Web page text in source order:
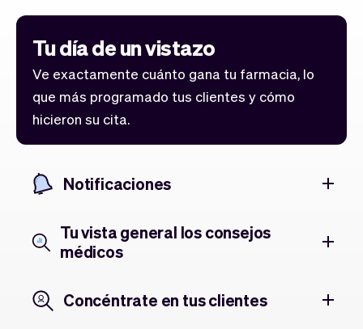
Tu día de un vistazo
Ve exactamente cuánto gana tu farmacia, lo
que más programado tus clientes y cómo
hicieron su cita.
Notificaciones
Tu vista general los consejos
médicos
Concéntrate en tus clientes